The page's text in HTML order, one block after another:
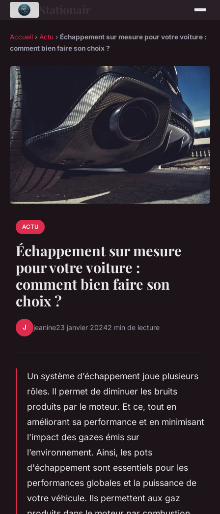
Accueil › Actu › Échappement sur mesure pour votre voiture :
comment bien faire son choix ?
ACTU
Échappement sur mesure
pour votre voiture :
comment bien faire son
choix ?
J jeanine23 janvier 20242 min de lecture
Un système d’échappement joue plusieurs
rôles. Il permet de diminuer les bruits
produits par le moteur. Et ce, tout en
améliorant sa performance et en minimisant
l’impact des gazes émis sur
l’environnement. Ainsi, les pots
d'échappement sont essentiels pour les
performances globales et la puissance de
votre véhicule. Ils permettent aux gaz